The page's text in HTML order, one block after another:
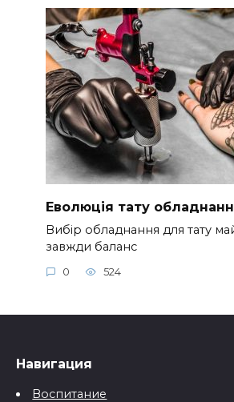
Еволюція тату
Вибір обладнання для тату
завжди баланс
0 524
Навигация
Воспитание